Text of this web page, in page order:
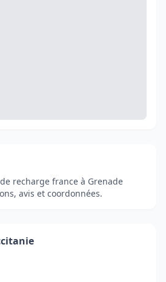
recharge france à Grenade
avis et coordonnées.